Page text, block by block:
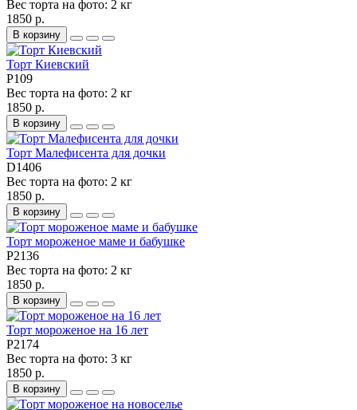
Вес торта на фото: 2 кг
1850 р.
В корзину
Торт Киевский
P109
Вес торта на фото: 2 кг
1850 р.
В корзину
Торт Малефисента для дочки
D1406
Вес торта на фото: 2 кг
1850 р.
В корзину
Торт мороженое маме и бабушке
P2136
Вес торта на фото: 2 кг
1850 р.
В корзину
Торт мороженое на 16 лет
P2174
Вес торта на фото: 3 кг
1850 р.
В корзину